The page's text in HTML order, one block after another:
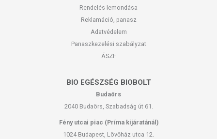
Rendelés lemondása
Reklamáció, panasz
Adatvédelem
Panaszkezelési szabályzat
ÁSZF
BIO EGÉSZSÉG BIOBOLT
Budaörs
2040 Budaörs, Szabadság út 61.
Fény utcai piac (Príma kijáratánál)
1024 Budapest, Lövőház utca 12.